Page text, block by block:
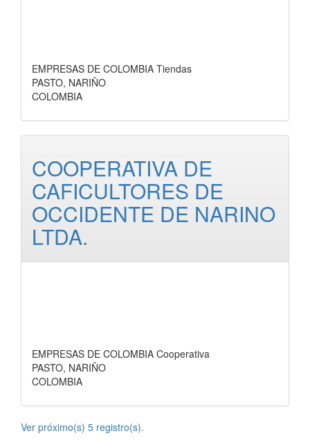
EMPRESAS DE COLOMBIA Tiendas
PASTO, NARIÑO
COLOMBIA
COOPERATIVA DE
CAFICULTORES DE
OCCIDENTE DE NARINO
LTDA.
EMPRESAS DE COLOMBIA Cooperativa
PASTO, NARIÑO
COLOMBIA
Ver próximo(s) 5 registro(s).